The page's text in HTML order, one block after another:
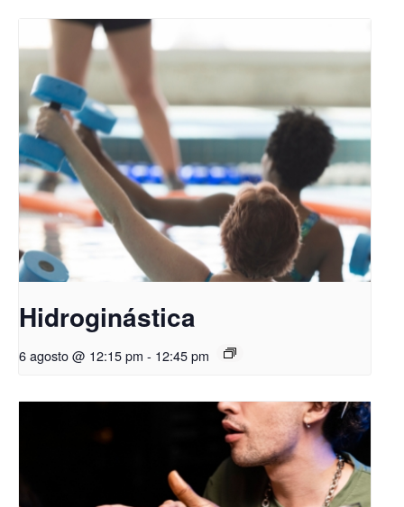
Hidroginástica
6 agosto @ 12:15 pm - 12:45 pm